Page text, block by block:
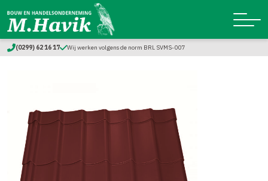
(0299) 62 16 17 Wij werken volgens de norm BRL SVMS-007